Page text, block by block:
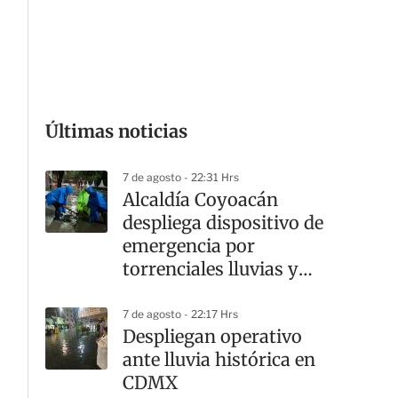
Últimas noticias
7 de agosto - 22:31 Hrs
Alcaldía Coyoacán
despliega dispositivo de
emergencia por
torrenciales lluvias y
7 de agosto - 22:17 Hrs
Despliegan operativo
ante lluvia histórica en
CDMX